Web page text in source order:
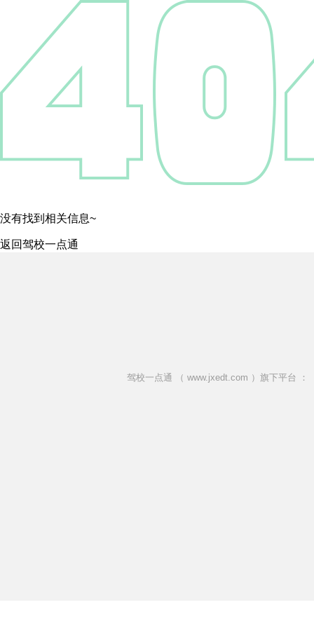
没有找到相关信息~
返回驾校一点通
驾校一点通 （ www.jxedt.com ）旗下平台 ：